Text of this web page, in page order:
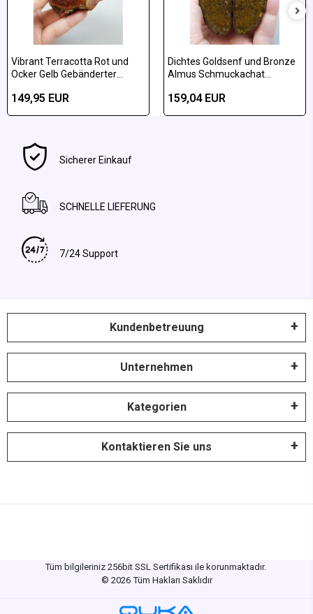
Vibrant Terracotta Rot und
Ocker Gelb Gebänderter
149,95 EUR
Dichtes Goldsenf und Bronze
Almus Schmuckachat
159,04 EUR
Sicherer Einkauf
SCHNELLE LIEFERUNG
7/24 Support
Kundenbetreuung
Unternehmen
Kategorien
Kontaktieren Sie uns
Tüm bilgileriniz 256bit SSL Sertifikası ile korunmaktadır.
© 2026 Tüm Hakları Saklıdır